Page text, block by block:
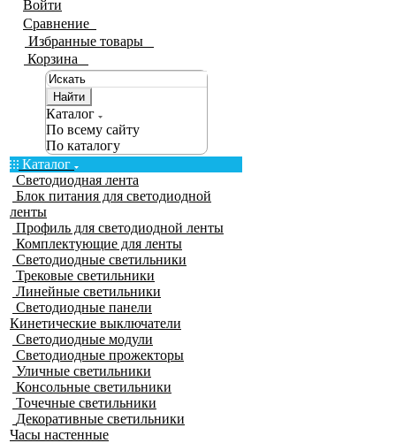
Войти
Сравнение
Избранные товары
Корзина
Найти
Каталог
По всему сайту
По каталогу
Каталог
Светодиодная лента
Блок питания для светодиодной
ленты
Профиль для светодиодной ленты
Комплектующие для ленты
Светодиодные светильники
Трековые светильники
Линейные светильники
Светодиодные панели
Кинетические выключатели
Светодиодные модули
Светодиодные прожекторы
Уличные светильники
Консольные светильники
Точечные светильники
Декоративные светильники
Часы настенные